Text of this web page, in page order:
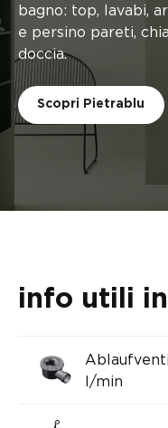
bagno: top, lavabi,
e persino pareti,
doccia.
Scopri Pietrablu
info utili
l/min